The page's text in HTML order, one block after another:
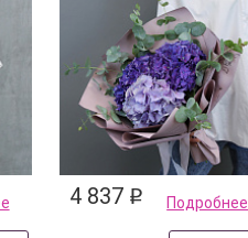
4 837 q Подробнее